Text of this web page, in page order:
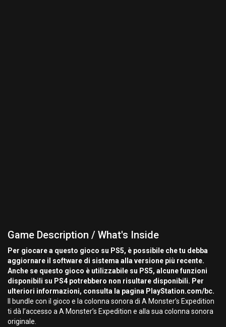
Game Description / What's Inside
Per giocare a questo gioco su PS5, è possibile che tu debba
aggiornare il software di sistema alla versione più recente.
Anche se questo gioco è utilizzabile su PS5, alcune funzioni
disponibili su PS4 potrebbero non risultare disponibili. Per
ulteriori informazioni, consulta la pagina PlayStation.com/bc.
Il bundle con il gioco e la colonna sonora di A Monster’s Expedition
ti dà l’accesso a A Monster’s Expedition e alla sua colonna sonora
originale.